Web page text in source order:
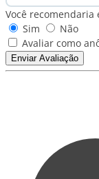
Você recomendaria
Sim
Não
Avaliar como
Enviar Avaliação